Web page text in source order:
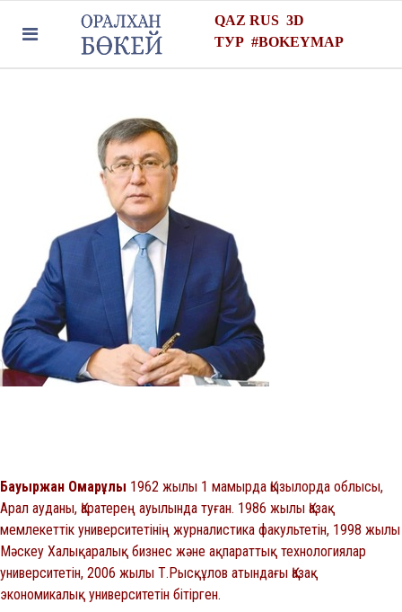
QAZ RUS 3D
ТУР #BOKEYMAP
Бауыржан Омарұлы 1962 жылы 1 мамырда Қызылорда облысы,
Арал ауданы, Қаратерең ауылында туған. 1986 жылы Қазақ
мемлекеттік университетінің журналистика факультетін, 1998 жылы
Мәскеу Халықаралық бизнес және ақпараттық технологиялар
университетін, 2006 жылы Т.Рысқұлов атындағы Қазақ
экономикалық университетін бітірген.